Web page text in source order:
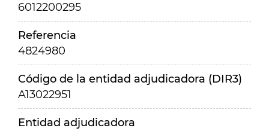
6012200295
Referencia
4824980
Código de la entidad adjudicadora (DIR3)
A13022951
Entidad adjudicadora